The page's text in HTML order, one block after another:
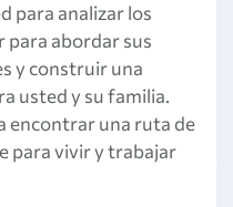
para analizar los
para abordar sus
y construir una
usted y su familia.
encontrar una ruta de
para vivir y trabajar